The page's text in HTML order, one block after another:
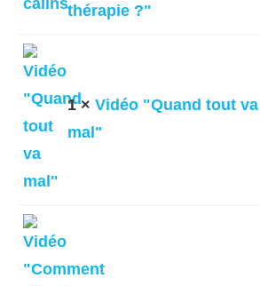
thérapie ?"
1 ×Vidéo "Quand tout va
mal"